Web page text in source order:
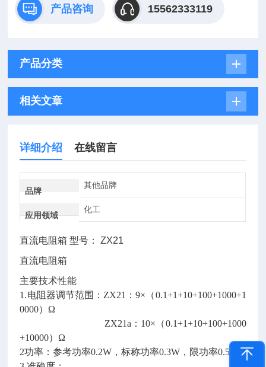
产品咨询 15562333119
产品分类
相关文章
详细介绍 在线留言
品牌
其他品牌
应用领域
化工
直流电阻箱 型号： ZX21
直流电阻箱
主要技术性能
1.电阻器调节范围：ZX21：9×（0.1+1+10+100+1000+1
0000）Ω
ZX21a：10×（0.1+1+10+100+1000
+10000）Ω
2功率：参考功率0.2W，标称功率0.3W，限功率0.5W